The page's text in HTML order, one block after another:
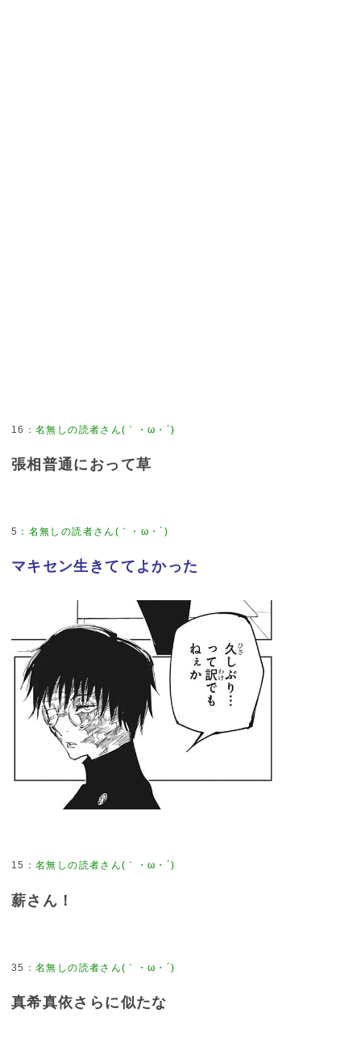
16 ：名無しの読者さん(｀・ω・´)
張相普通におって草
5 ： 名無しの読者さん(｀・ω・´)
マキセン生きててよかった
15 ：名無しの読者さん(｀・ω・´)
薪さん！
35 ：名無しの読者さん(｀・ω・´)
真希真依さらに似たな